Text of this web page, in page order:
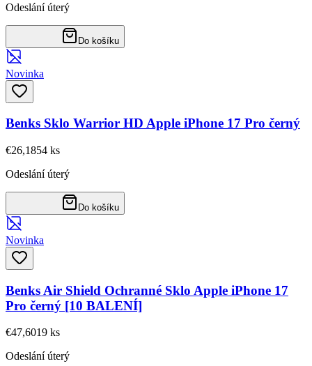
Odeslání úterý
Do košíku
Novinka
Benks Sklo Warrior HD Apple iPhone 17 Pro černý
€26,1854 ks
Odeslání úterý
Do košíku
Novinka
Benks Air Shield Ochranné Sklo Apple iPhone 17
Pro černý [10 BALENÍ]
€47,6019 ks
Odeslání úterý